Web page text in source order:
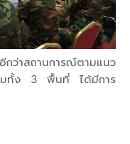
าสถานการณ์ตามแนว
ชุมทั้ง 3 พื้นที่ ได้มีการ